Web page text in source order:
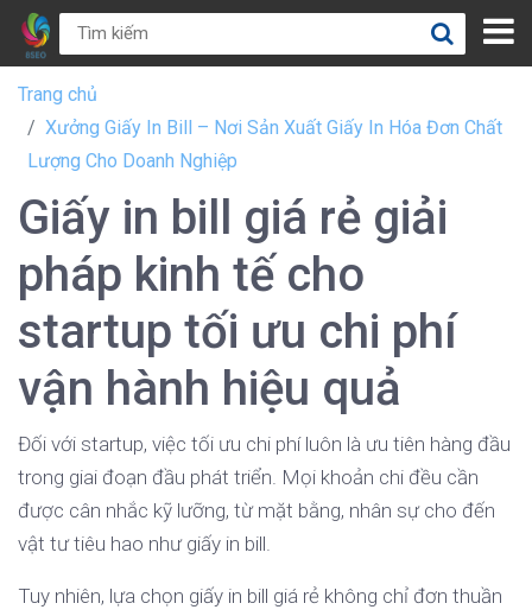
Trang chủ
Xưởng Giấy In Bill – Nơi Sản Xuất Giấy In Hóa Đơn Chất
Lượng Cho Doanh Nghiệp
Giấy in bill giá rẻ giải
pháp kinh tế cho
startup tối ưu chi phí
vận hành hiệu quả
Đối với startup, việc tối ưu chi phí luôn là ưu tiên hàng đầu
trong giai đoạn đầu phát triển. Mọi khoản chi đều cần
được cân nhắc kỹ lưỡng, từ mặt bằng, nhân sự cho đến
vật tư tiêu hao như giấy in bill.
Tuy nhiên, lựa chọn giấy in bill giá rẻ không chỉ đơn thuần